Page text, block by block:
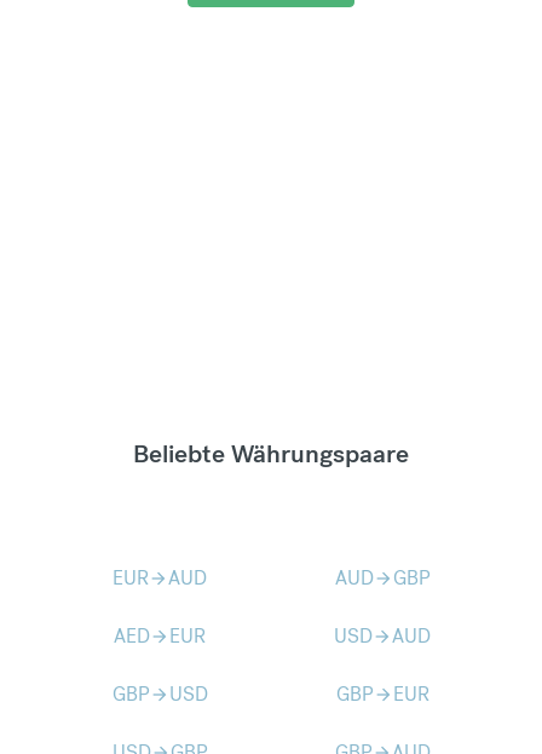
Beliebte Währungspaare
EURarrow_forwardAUD AUDarrow_forward GBP
AEDarrow_forward EUR USDarrow_forwardAUD
GBParrow_forward USD GBParrow_forward EUR